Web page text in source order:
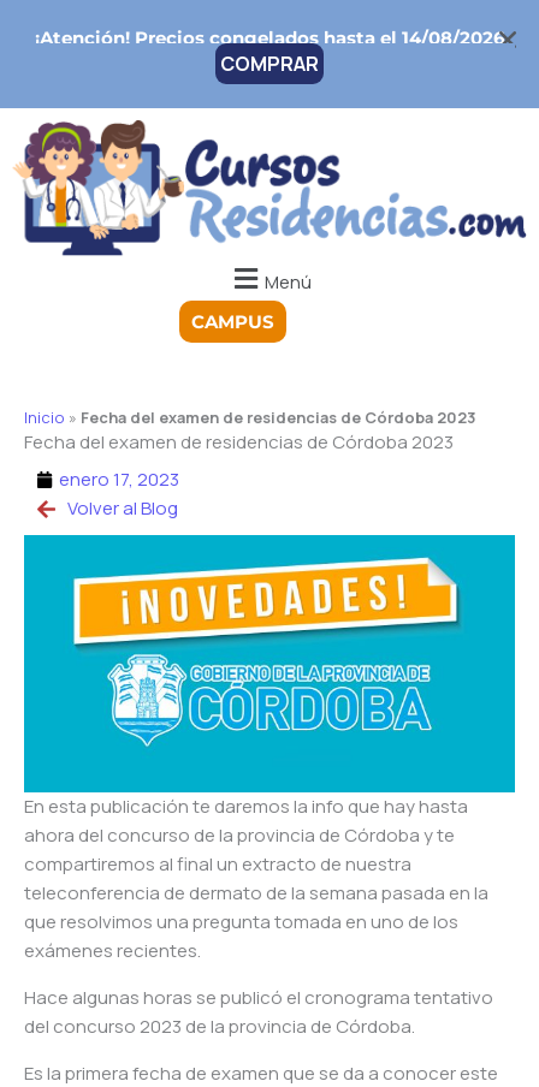
¡Atención!Precios congelados hasta el 14/08/2026
COMPRAR
Menú
CAMPUS
Inicio » Fecha del examen de residencias de Córdoba 2023
Fecha del examen de residencias de Córdoba 2023
enero 17, 2023
Volver al Blog
En esta publicación te daremos la info que hay hasta
ahora del concurso de la provincia de Córdoba y te
compartiremos al final un extracto de nuestra
teleconferencia de dermato de la semana pasada en la
que resolvimos una pregunta tomada en uno de los
exámenes recientes.
Hace algunas horas se publicó el cronograma tentativo
del concurso 2023 de la provincia de Córdoba.
Es la primera fecha de examen que se da a conocer este